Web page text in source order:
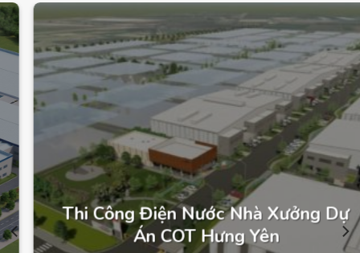
Thi Công Điện Nước Nhà Xưởng Dự
Án COT Hưng Yên